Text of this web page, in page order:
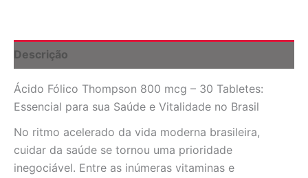
Dose
Diária
Bem-
Estar
Brasil
quantidade
Descrição
Ácido Fólico Thompson 800 mcg – 30 Tabletes:
Essencial para sua Saúde e Vitalidade no Brasil
No ritmo acelerado da vida moderna brasileira,
cuidar da saúde se tornou uma prioridade
inegociável. Entre as inúmeras vitaminas e